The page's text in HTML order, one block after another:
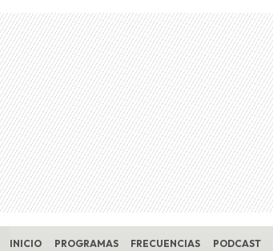
Skip to main content
INICIO PROGRAMAS FRECUENCIAS PODCAST